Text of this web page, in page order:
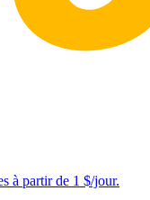
à partir de 1 $/jour.